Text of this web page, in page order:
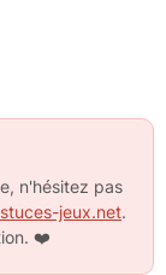
n'hésitez pas
jeux.net.
❤️